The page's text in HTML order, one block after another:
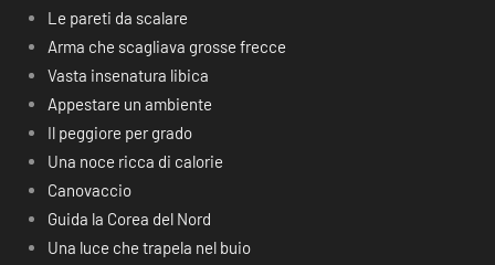
Le pareti da scalare
Arma che scagliava grosse frecce
Vasta insenatura libica
Appestare un ambiente
Il peggiore per grado
Una noce ricca di calorie
Canovaccio
Guida la Corea del Nord
Una luce che trapela nel buio